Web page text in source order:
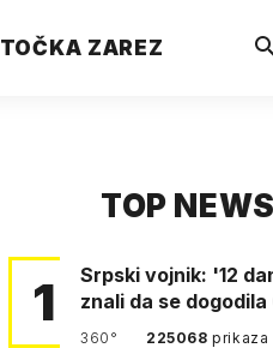
TOČKA ZAREZ
TOP NEWS
1
Srpski vojnik: '12
znali da se dogodila
360° 225068prikaza